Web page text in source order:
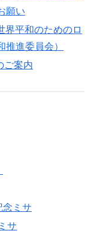
願い
平和のためのロ
進委員会）
ご案内
ミサ
サ